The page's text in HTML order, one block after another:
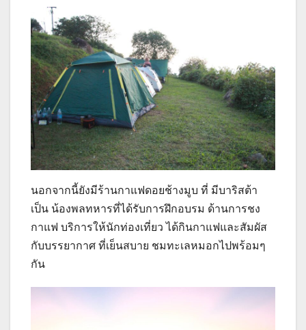
นอกจากนี้ยังมีร้านกาแฟดอยช้างมูบ ที่ มีบาริสต้า
เป็น น้องพลทหารที่ได้รับการฝึกอบรม ด้านการชง
กาแฟ บริการให้นักท่องเที่ยว ได้กินกาแฟและสัมผัส
กับบรรยากาศ ที่เย็นสบาย ชมทะเลหมอกไปพร้อมๆ
กัน